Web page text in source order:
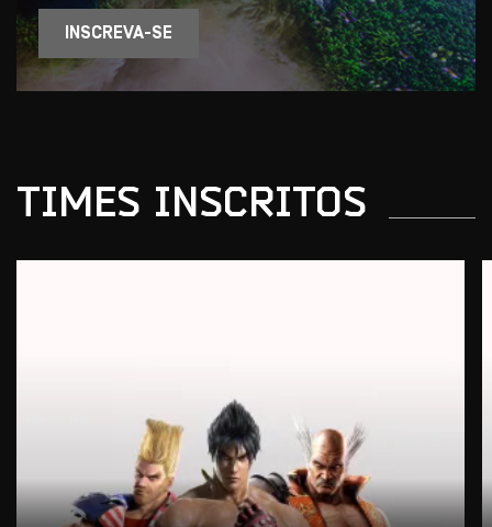
INSCREVA-SE
TIMES INSCRITOS